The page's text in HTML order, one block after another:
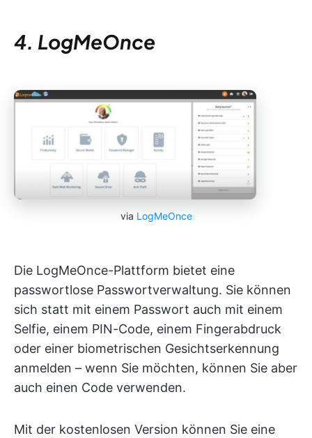
4. LogMeOnce
via LogMeOnce
Die LogMeOnce-Plattform bietet eine
passwortlose Passwortverwaltung. Sie können
sich statt mit einem Passwort auch mit einem
Selfie, einem PIN-Code, einem Fingerabdruck
oder einer biometrischen Gesichtserkennung
anmelden – wenn Sie möchten, können Sie aber
auch einen Code verwenden.
Mit der kostenlosen Version können Sie eine